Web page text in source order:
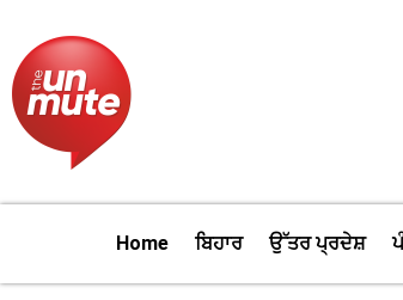
content
Home ਬਿਹਾਰ ਉੱਤਰ ਪ੍ਰਦੇਸ਼